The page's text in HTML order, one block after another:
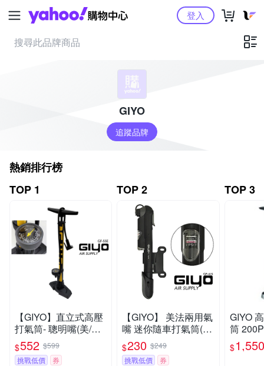
Yahoo購物中心登入
GIYO
追蹤品牌
熱銷排行榜
TOP 1
【GIYO】直立式高壓
打氣筒- 聰明嘴(美/法
嘴通用) GF-55E
$552 $599
挑戰低價
券
TOP 2
【GIYO】 美法兩用氣
嘴 迷你隨車打氣筒(G
P-41S)
$230 $249
挑戰低價
券
TOP 3
GIYO
筒
法兩
$1,550